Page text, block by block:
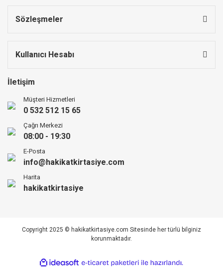
Sözleşmeler
Kullanıcı Hesabı
İletişim
Müşteri Hizmetleri
0 532 512 15 65
Çağrı Merkezi
08:00 - 19:30
E-Posta
info@hakikatkirtasiye.com
Harita
hakikatkirtasiye
Copyright 2025 © hakikatkirtasiye.com Sitesinde her türlü bilginiz
korunmaktadır.
ideasoft e-